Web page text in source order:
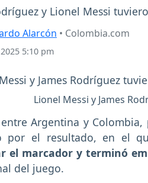
y Lionel Messi
Alarcón • Colombia.com
5:10 pm
Lionel Messi y James
Argentina y
por el resultado, en el
el marcador y terminó
del juego.